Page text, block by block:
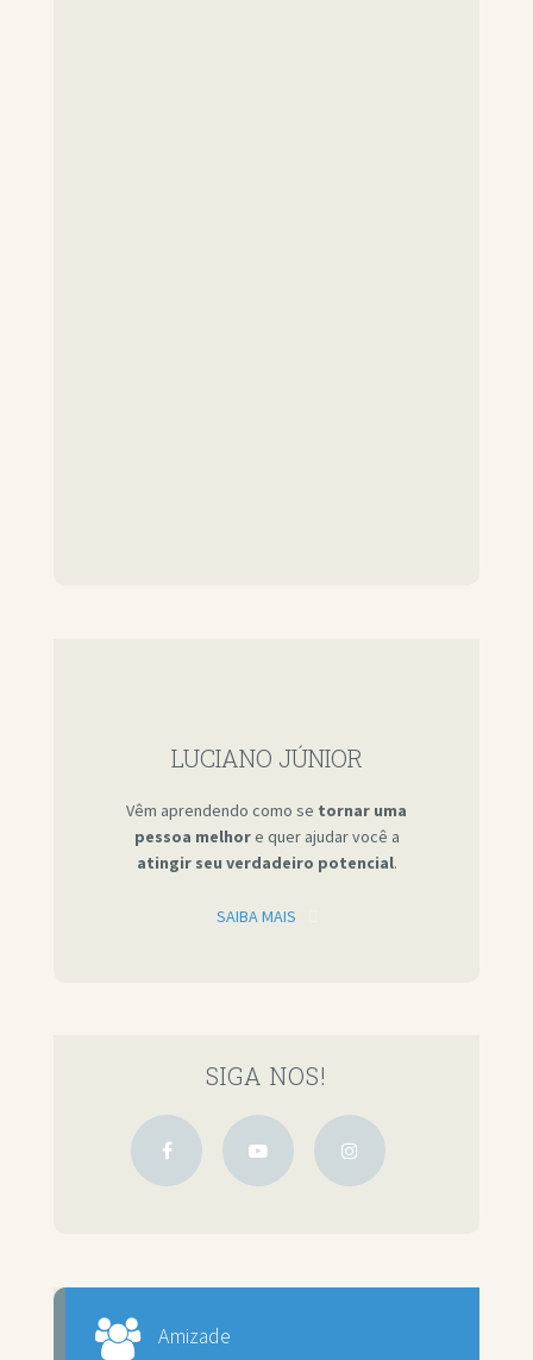
LUCIANO JÚNIOR
Vêm aprendendo como se tornar uma
pessoa melhore quer ajudar você a
atingir seu verdadeiro potencial.
SAIBA MAIS
SIGA NOS!
Amizade